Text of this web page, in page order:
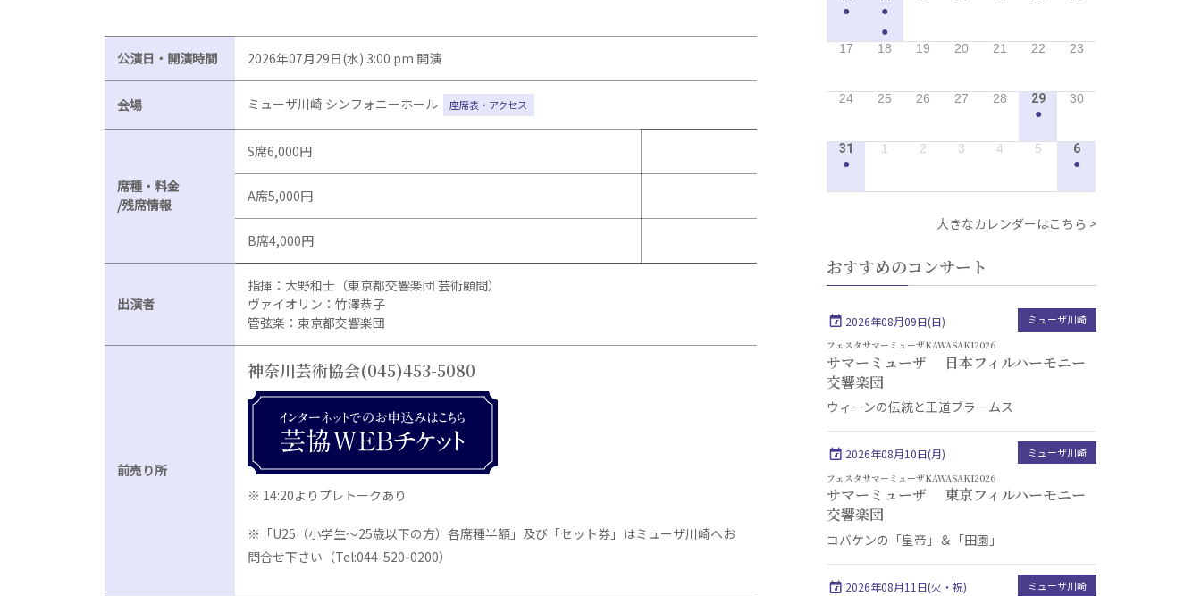
公演日・開演時間 2026年07月29日(水) 3:00 pm 開演
会場 ミューザ川崎 シンフォニーホール 座席表・アクセス
席種・料金
/残席情報
S席6,000円
A席5,000円
B席4,000円
出演者
指揮：大野和士（東京都交響楽団 芸術顧問）
ヴァイオリン：竹澤恭子
管弦楽：東京都交響楽団
前売り所
神奈川芸術協会(045)453-5080
※ 14:20よりプレトークあり
※「U25（小学生～25歳以下の方）各席種半額」及び「セット券」はミューザ川崎へお
問合せ下さい（Tel:044-520-0200）
●
●
●
17 18 19 20 21 22 23
24 25 26 27 28 29 30
●
31 1 2 3 4 5 6
● ●
大きなカレンダーはこちら
おすすめのコンサート
2026年08月09日(日) ミューザ川崎
フェスタサマーミューザKAWASAKI2026
サマーミューザ 日本フィルハーモニー
交響楽団
ウィーンの伝統と王道ブラームス
2026年08月10日(月) ミューザ川崎
フェスタサマーミューザKAWASAKI2026
サマーミューザ 東京フィルハーモニー
交響楽団
コバケンの「皇帝」＆「田園」
2026年08月11日(火・祝) ミューザ川崎